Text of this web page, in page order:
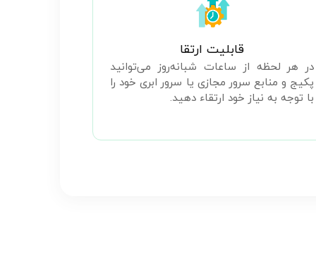
قابلیت ارتقا
در هر لحظه از ساعات شبانه‌روز می‌توانید
پکیج و منابع سرور مجازی یا سرور ابری خود را
با توجه به نیاز خود ارتقاء دهید.